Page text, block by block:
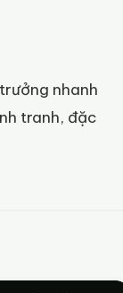
nhanh
tranh, đặc